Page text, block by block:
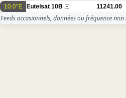
10.0°E Eutelsat 10B 11241.00
Feeds occasionnels, données ou fréquence non